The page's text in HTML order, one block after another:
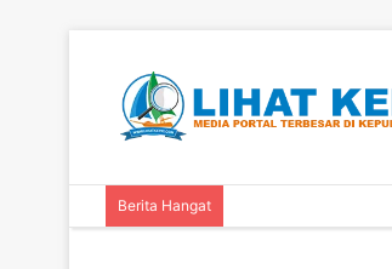
Berita Hangat